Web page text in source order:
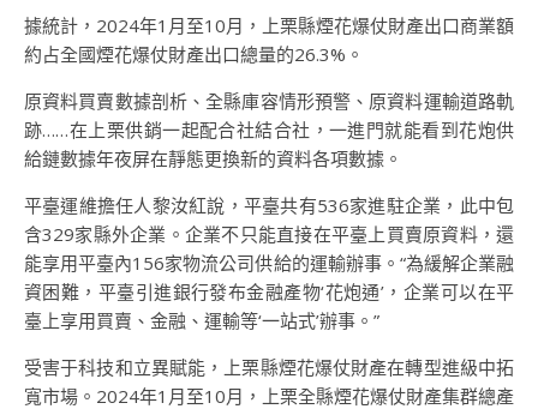
據統計，2024年1月至10月，上栗縣煙花爆仗財產出口商業額
約占全國煙花爆仗財產出口總量的26.3%。
原資料買賣數據剖析、全縣庫容情形預警、原資料運輸道路軌
跡……在上栗供銷一起配合社結合社，一進門就能看到花炮供
給鏈數據年夜屏在靜態更換新的資料各項數據。
平臺運維擔任人黎汝紅說，平臺共有536家進駐企業，此中包
含329家縣外企業。企業不只能直接在平臺上買賣原資料，還
能享用平臺內156家物流公司供給的運輸辦事。“為緩解企業融
資困難，平臺引進銀行發布金融產物‘花炮通’，企業可以在平
臺上享用買賣、金融、運輸等‘一站式’辦事。”
受害于科技和立異賦能，上栗縣煙花爆仗財產在轉型進級中拓
寬市場。2024年1月至10月，上栗全縣煙花爆仗財產集群總產